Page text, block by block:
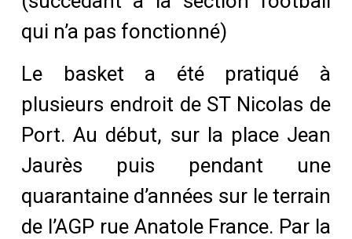
qui n’a pas fonctionné)
Le basket a été pratiqué à
plusieurs endroit de ST Nicolas de
Port. Au début, sur la place Jean
Jaurès puis pendant une
quarantaine d’années sur le terrain
de l’AGP rue Anatole France. Par la